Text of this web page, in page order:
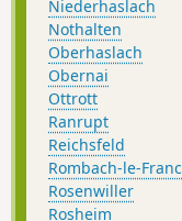
Niederhaslach
Nothalten
Oberhaslach
Obernai
Ottrott
Ranrupt
Reichsfeld
Rombach-le-Franc
Rosenwiller
Rosheim